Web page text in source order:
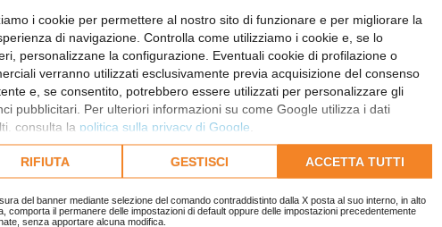
i cookie per permettere al nostro sito di funzionare e per migliorare la
di navigazione. Controlla come utilizziamo i cookie e, se lo
personalizzane la configurazione. Eventuali cookie di profilazione o
verranno utilizzati esclusivamente previa acquisizione del consenso
e, se consentito, potrebbero essere utilizzati per personalizzare gli
pubblicitari. Per ulteriori informazioni su come Google utilizza i dati
consulta la politica sulla privacy di Google
l'informativa cookie completa.
RIFIUTA GESTISCI ACCETTA TUTTI
del banner mediante selezione del comando contraddistinto dalla X posta al suo interno, in alto
comporta il permanere delle impostazioni di default oppure delle impostazioni precedentemente
senza apportare alcuna modifica.
liscia e a temperatura ambiente.
liscia e a temperatura ambiente e 8 lt/ora di acqua calda a 90°C
liscia, atemperatura ambiente e gassata.